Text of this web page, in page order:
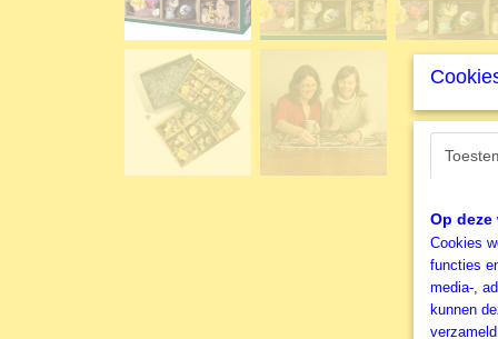
Op
Cookies
functies
media-,
kunnen